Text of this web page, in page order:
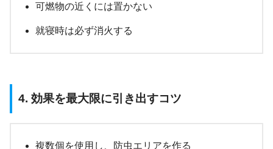
可燃物の近くには置かない
就寝時は必ず消火する
4. 効果を最大限に引き出すコツ
複数個を使用し、防虫エリアを作る